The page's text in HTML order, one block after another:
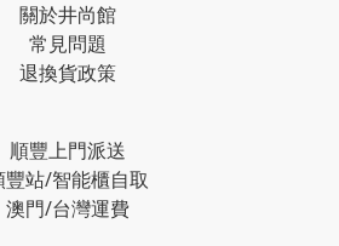
關於井尚館
常見問題
退換貨政策
順豐上門派送
豐站/智能櫃自取
澳門/台灣運費